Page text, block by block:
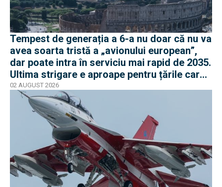
Tempest de generația a 6-a nu doar că nu va
avea soarta tristă a „avionului european”,
dar poate intra în serviciu mai rapid de 2035.
Ultima strigare e aproape pentru țările care
vor în program
02 AUGUST 2026